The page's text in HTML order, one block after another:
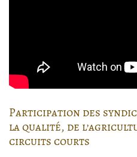
Participation des
la qualité, de
circuits courts